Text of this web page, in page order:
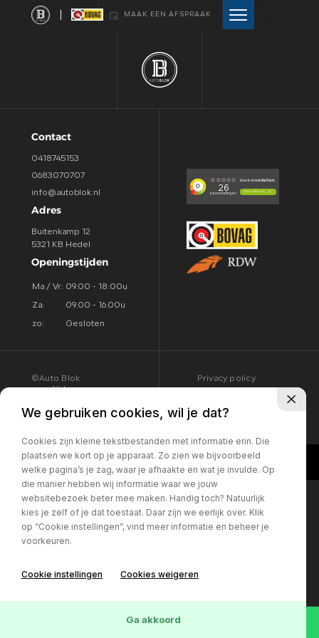
MAAK EEN AFSPRAAK
HOME
VERKOCHT
WEBSHOP
OVER ONS
Contact
0418745153
0683070707
info@autoblok.nl
Adres
Buitenkamp 12
5321 KB Hedel
Openingstijden
Ma / Vr: 09.00 - 18:00u
Za: 09.00 - 16.00u
zo: Gesloten
©Auto Blok
Privacy policy
Volg ons:
We gebruiken cookies, wil je dat?
Cookies zijn kleine tekstbestanden met informatie erin. Die
plaatsen we kort op je apparaat. Zo zien we bijvoorbeeld
welke pagina’s je zag, waar je afhaakte en wat je invulde. Op
die manier hebben wij informatie waar we jouw
websitebezoek beter mee maken. Handig toch? Natuurlijk
kies je zelf of je dat toestaat. Daar zijn we eerlijk over. Klik
op “Cookie instellingen”, vind meer informatie en beheer je
voorkeuren.
Cookie instellingen Cookies weigeren
Ga akkoord